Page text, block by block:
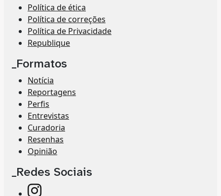
Política de ética
Política de correções
Política de Privacidade
Republique
_Formatos
Notícia
Reportagens
Perfis
Entrevistas
Curadoria
Resenhas
Opinião
_Redes Sociais